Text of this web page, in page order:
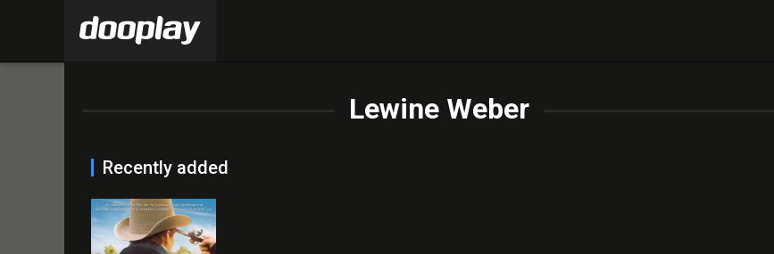
Lewine Weber
Recently added